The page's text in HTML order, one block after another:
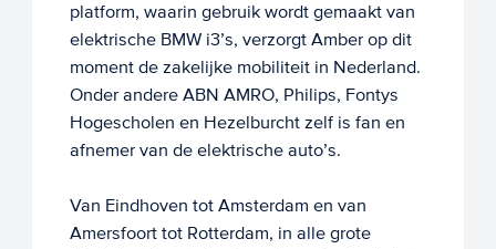
platform, waarin gebruik wordt gemaakt van
elektrische BMW i3’s, verzorgt Amber op dit
moment de zakelijke mobiliteit in Nederland.
Onder andere ABN AMRO, Philips, Fontys
Hogescholen en Hezelburcht zelf is fan en
afnemer van de elektrische auto’s.
Van Eindhoven tot Amsterdam en van
Amersfoort tot Rotterdam, in alle grote